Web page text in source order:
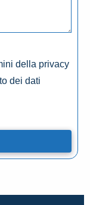
della privacy
dei dati